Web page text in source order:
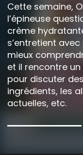
Cette semaine,
l’épineuse
crème
s’entretient
mieux
et il rencontre
pour discuter
ingrédients, les
actuelles, etc.